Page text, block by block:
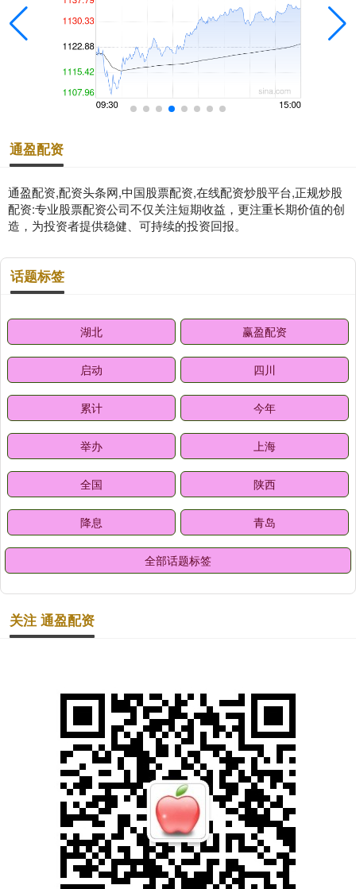
通盈配资
通盈配资,配资头条网,中国股票配资,在线配资炒股平台,正规炒股
配资:专业股票配资公司不仅关注短期收益，更注重长期价值的创
造，为投资者提供稳健、可持续的投资回报。
话题标签
湖北 赢盈配资
启动 四川
累计 今年
举办 上海
全国 陕西
降息 青岛
全部话题标签
关注 通盈配资